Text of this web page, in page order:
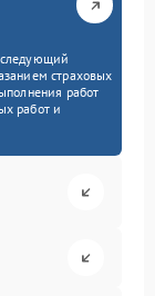
страховых
работ
работ и